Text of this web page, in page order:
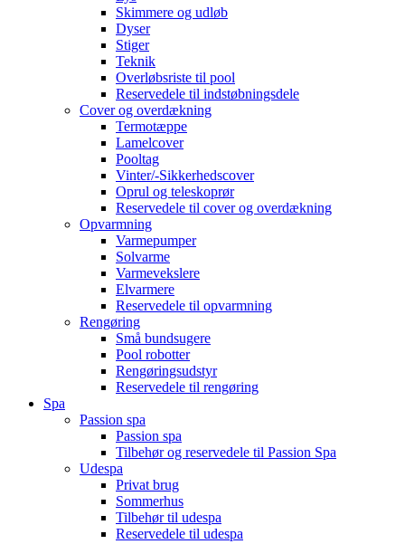
Skimmere og udløb
Dyser
Stiger
Teknik
Overløbsriste til pool
Reservedele til indstøbningsdele
Cover og overdækning
Termotæppe
Lamelcover
Pooltag
Vinter/-Sikkerhedscover
Oprul og teleskoprør
Reservedele til cover og overdækning
Opvarmning
Varmepumper
Solvarme
Varmevekslere
Elvarmere
Reservedele til opvarmning
Rengøring
Små bundsugere
Pool robotter
Rengøringsudstyr
Reservedele til rengøring
Spa
Passion spa
Passion spa
Tilbehør og reservedele til Passion Spa
Udespa
Privat brug
Sommerhus
Tilbehør til udespa
Reservedele til udespa